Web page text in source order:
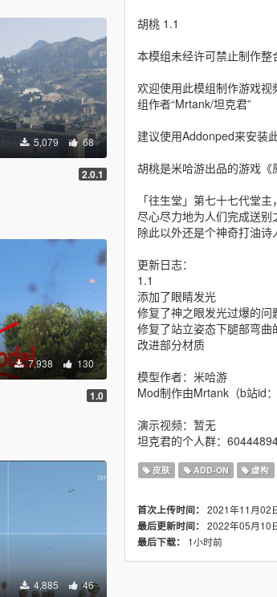
5,079 68
2.0.1
7,938 130
1.0
4,885 46
胡桃 1.1
本模组未经许可禁止制作整
欢迎使用此模组制作游戏
组作者“Mrtank/坦克君”
建议使用Addonped来安装
胡桃是米哈游出品的游戏《
「往生堂」第七十七代堂
尽心尽力地为人们完成送别
除此以外还是个神奇打油诗
更新日志：
1.1
添加了眼睛发光
修复了神之眼发光过爆的问
修复了站立姿态下腿部弯曲
改进部分材质
模型作者：米哈游
Mod制作由Mrtank（b站id
演示视频：暂无
坦克君的个人群：
皮肤 ADD-ON 虚构
首次上传时间： 2021年11月02
最后更新时间： 2022年05月10
最后下载：
1小时前